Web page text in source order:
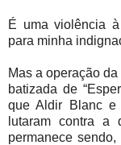
É uma violência
para minha
Mas a operação
batizada de
que Aldir Blanc
lutaram contra a
permanece